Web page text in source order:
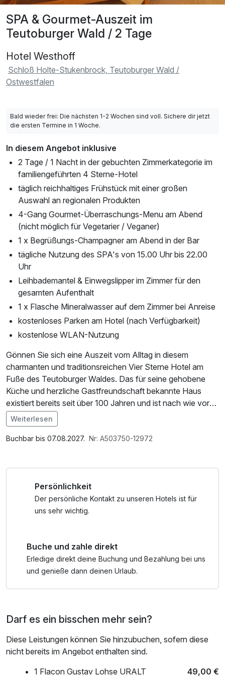
SPA & Gourmet-Auszeit im
Teutoburger Wald / 2 Tage
Hotel Westhoff
Schloß Holte-Stukenbrock, Teutoburger Wald /
Ostwestfalen
Bald wieder frei: Die nächsten 1-2 Wochen sind voll. Sichere dir jetzt
die ersten Termine in 1 Woche.
In diesem Angebot inklusive
2 Tage / 1 Nacht in der gebuchten Zimmerkategorie im
familiengeführten 4 Sterne-Hotel
täglich reichhaltiges Frühstück mit einer großen
Auswahl an regionalen Produkten
4-Gang Gourmet-Überraschungs-Menu am Abend
(nicht möglich für Vegetarier / Veganer)
1 x Begrüßungs-Champagner am Abend in der Bar
tägliche Nutzung des SPA's von 15.00 Uhr bis 22.00
Uhr
Leihbademantel & Einwegslipper im Zimmer für den
gesamten Aufenthalt
1 x Flasche Mineralwasser auf dem Zimmer bei Anreise
kostenloses Parken am Hotel (nach Verfügbarkeit)
kostenlose WLAN-Nutzung
Gönnen Sie sich eine Auszeit vom Alltag in diesem
charmanten und traditionsreichen Vier Sterne Hotel am
Fuße des Teutoburger Waldes. Das für seine gehobene
Küche und herzliche Gastfreundschaft bekannte Haus
existiert bereits seit über 100 Jahren und ist nach wie vor
fest in Familienhand. Entspannen Sie nach einer langen
Wanderung durch die naturgeschützte Senne oder einem
Trip durch die angrenzenden Ostwestfälischen
Restaurant des Hauses meisterlich verwöhnen lassen.
Weiterlesen
Buchbar bis 07.08.2027. Nr: A503750-12972
Persönlichkeit
Der persönliche Kontakt zu unseren Hotels ist für
uns sehr wichtig.
Buche und zahle direkt
Erledige direkt deine Buchung und Bezahlung bei uns
und genieße dann deinen Urlaub.
Darf es ein bisschen mehr sein?
Diese Leistungen können Sie hinzubuchen, sofern diese
nicht bereits im Angebot enthalten sind.
1 Flacon Gustav Lohse URALT
49,00 €